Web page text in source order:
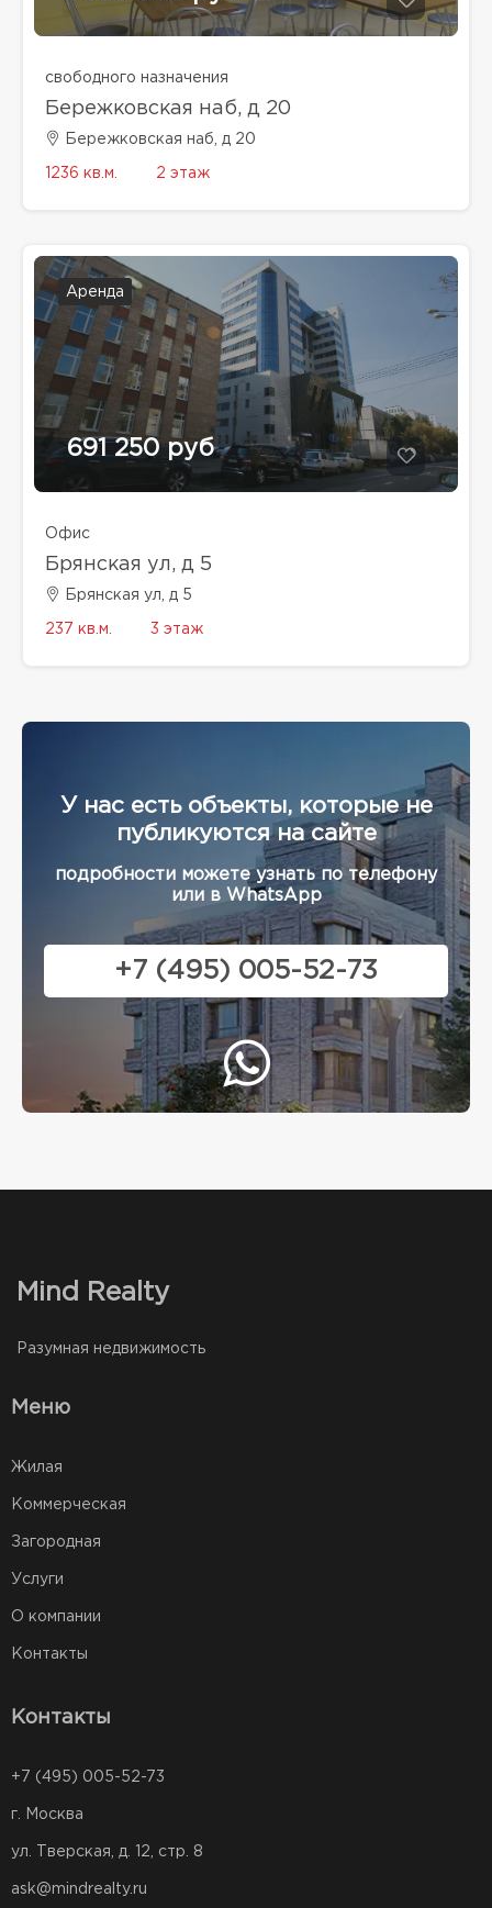
свободного назначения
Бережковская наб, д 20
Бережковская наб, д 20
1236 кв.м. 2 этаж
Аренда
691 250 руб
Офис
Брянская ул, д 5
Брянская ул, д 5
237 кв.м. 3 этаж
У нас есть объекты, которые не
публикуются на сайте
подробности можете узнать по телефону
или в WhatsApp
+7 (495) 005-52-73
Mind Realty
Разумная недвижимость
Меню
Жилая
Коммерческая
Загородная
Услуги
О компании
Контакты
Контакты
+7 (495) 005-52-73
г. Москва
ул. Тверская, д. 12, стр. 8
ask@mindrealty.ru